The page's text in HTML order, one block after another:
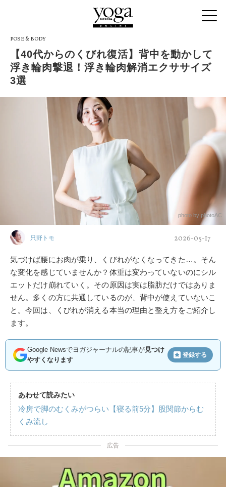
POSE & BODY
【40代からのくびれ復活】背中を動かして
浮き輪肉撃退！浮き輪肉解消エクササイズ
3選
photo by photoAC
只野トモ 2026-05-17
気づけば腰にお肉が乗り、くびれがなくなってきた…。そん
な変化を感じていませんか？体重は変わっていないのにシル
エットだけ崩れていく。その原因は実は脂肪だけではありま
せん。多くの方に共通しているのが、背中が使えていないこ
と。今回は、くびれが消える本当の理由と整え方をご紹介し
ます。
Google Newsでヨガジャーナルの記事が見つけ
やすくなります
登録する
あわせて読みたい
冷房で脚のむくみがつらい【寝る前5分】股関節からむ
くみ流し
広告